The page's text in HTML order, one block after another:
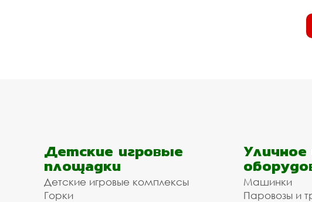
Детские игровые
площадки
Детские игровые комплексы
Горки
Уличное
Машинки
Паровозы и